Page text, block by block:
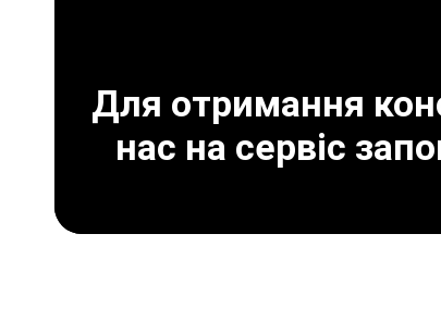
Для отримання
нас на сервіс